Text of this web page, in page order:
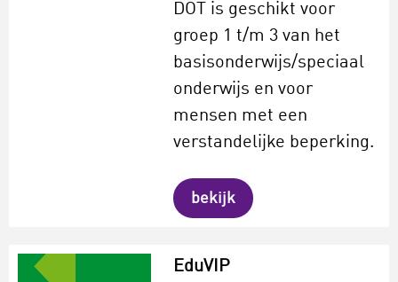
DOT is geschikt voor
groep 1 t/m 3 van het
basisonderwijs/speciaal
onderwijs en voor
mensen met een
verstandelijke beperking.
bekijk
EduVIP